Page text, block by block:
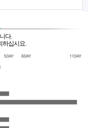
다.
하십시요.